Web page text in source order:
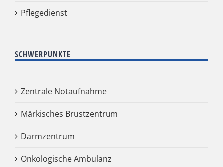
Pflegedienst
SCHWERPUNKTE
Zentrale Notaufnahme
Märkisches Brustzentrum
Darmzentrum
Onkologische Ambulanz